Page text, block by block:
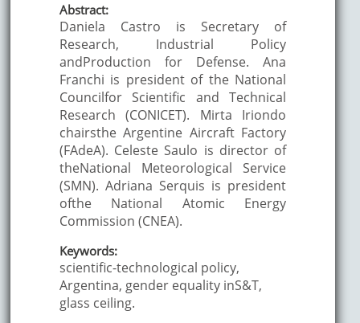
Abstract:
Daniela Castro is Secretary of
Research, Industrial Policy
andProduction for Defense. Ana
Franchi is president of the National
Councilfor Scientific and Technical
Research (CONICET). Mirta Iriondo
chairsthe Argentine Aircraft Factory
(FAdeA). Celeste Saulo is director of
theNational Meteorological Service
(SMN). Adriana Serquis is president
ofthe National Atomic Energy
Commission (CNEA).
Keywords:
scientific-technological policy,
Argentina, gender equality inS&T,
glass ceiling.